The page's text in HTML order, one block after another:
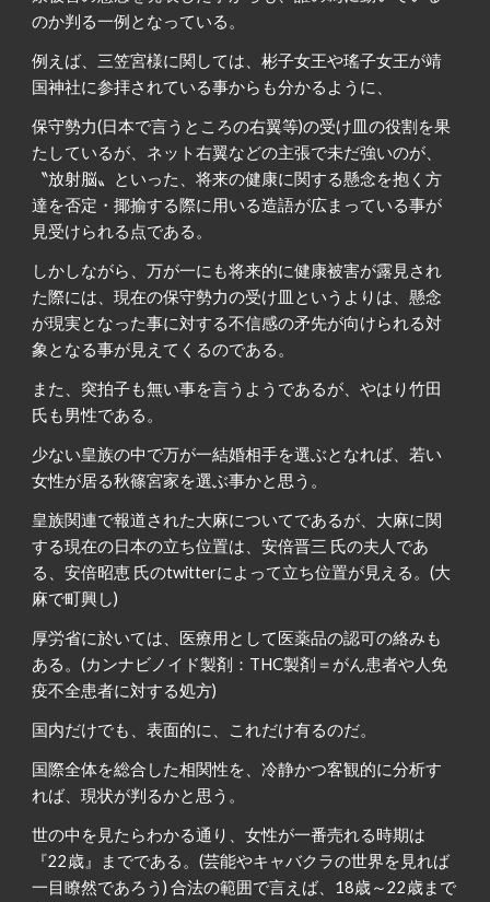
のか判る一例となっている。
例えば、三笠宮様に関しては、彬子女王や瑤子女王が靖
国神社に参拝されている事からも分かるように、
保守勢力(日本で言うところの右翼等)の受け皿の役割を果
たしているが、ネット右翼などの主張で未だ強いのが、
〝放射脳〟といった、将来の健康に関する懸念を抱く方
達を否定・揶揄する際に用いる造語が広まっている事が
見受けられる点である。
しかしながら、万が一にも将来的に健康被害が露見され
た際には、現在の保守勢力の受け皿というよりは、懸念
が現実となった事に対する不信感の矛先が向けられる対
象となる事が見えてくるのである。
また、突拍子も無い事を言うようであるが、やはり竹田
氏も男性である。
少ない皇族の中で万が一結婚相手を選ぶとなれば、若い
女性が居る秋篠宮家を選ぶ事かと思う。
皇族関連で報道された大麻についてであるが、大麻に関
する現在の日本の立ち位置は、安倍晋三 氏の夫人であ
る、安倍昭恵 氏のtwitterによって立ち位置が見える。(大
麻で町興し)
厚労省に於いては、医療用として医薬品の認可の絡みも
ある。(カンナビノイド製剤：THC製剤＝がん患者や人免
疫不全患者に対する処方)
国内だけでも、表面的に、これだけ有るのだ。
国際全体を総合した相関性を、冷静かつ客観的に分析す
れば、現状が判るかと思う。
世の中を見たらわかる通り、女性が一番売れる時期は
『22歳』までである。(芸能やキャバクラの世界を見れば
一目瞭然であろう) 合法の範囲で言えば、18歳～22歳まで